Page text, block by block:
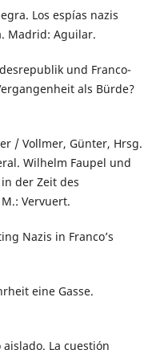
Los espías nazis
Madrid: Aguilar.
und Franco-
als Bürde?
/ Vollmer, Günter, Hrsg.
Wilhelm Faupel und
der Zeit des
Vervuert.
Nazis in Franco’s
eine Gasse.
La cuestión